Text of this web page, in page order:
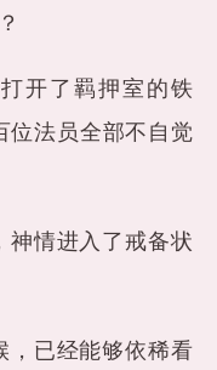
开了羁押室的铁
位法员全部不自觉
神情进入了戒备状
，已经能够依稀看